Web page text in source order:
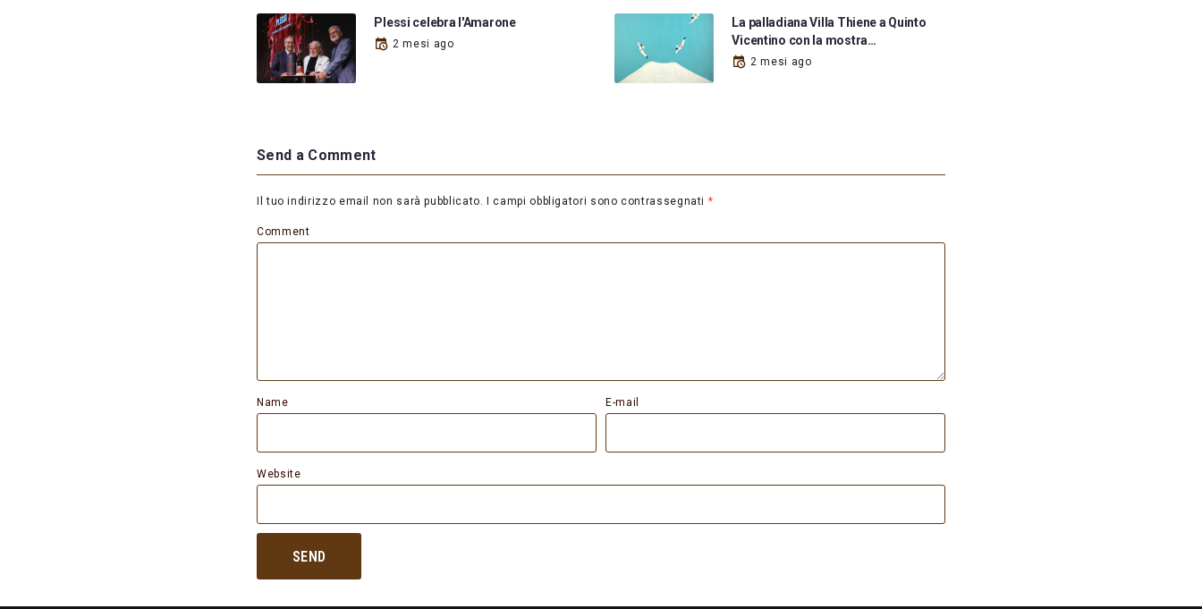
Plessi celebra l'Amarone
2 mesi ago
La palladiana Villa Thiene a Quinto
Vicentino con la mostra…
2 mesi ago
Send a Comment
Il tuo indirizzo email non sarà pubblicato. I campi obbligatori sono contrassegnati *
Comment
Name E-mail
Website